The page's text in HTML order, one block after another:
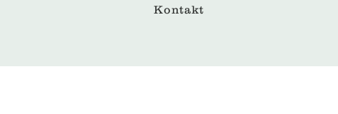
Kontakt